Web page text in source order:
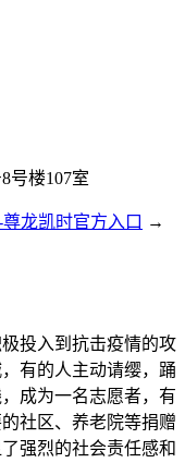
号楼107室
龙凯时官方入口 →
投入到抗击疫情的攻
有的人主动请缨，踊
成为一名志愿者，有
社区、养老院等捐赠
强烈的社会责任感和